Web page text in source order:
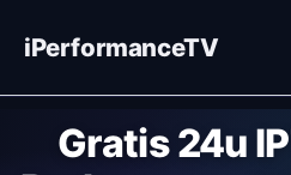
naar
inhoud
iPerformanceTV
Gratis 24u